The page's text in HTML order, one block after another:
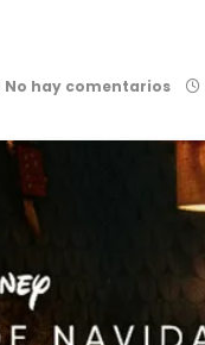
No hay comentarios